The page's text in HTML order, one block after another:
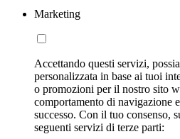
Marketing
Accettando questi servizi,
personalizzata in base ai tuoi
o promozioni per il nostro sito
comportamento di navigazione
successo. Con il tuo consenso,
seguenti servizi di terze parti: